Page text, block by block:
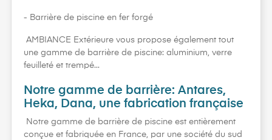
- Barrière de piscine en fer forgé
AMBIANCE Extérieure vous propose également tout
une gamme de barrière de piscine: aluminium, verre
feuilleté et trempé...
Notre gamme de barrière: Antares,
Heka, Dana, une fabrication française
Notre gamme de barrière de piscine est entièrement
conçue et fabriquée en France, par une société du sud